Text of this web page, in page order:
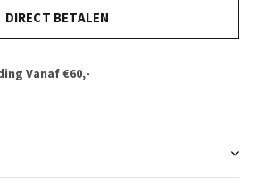
DIRECT BETALEN
Vanaf €60,-